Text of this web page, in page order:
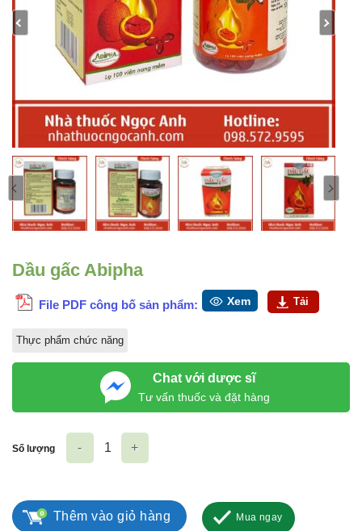
Dầu gấc Abipha
File PDF công bố sản phẩm: Xem Tải
Thực phẩm chức năng
Chat với dược sĩ
Tư vấn thuốc và đặt hàng
Số lượng
Thêm vào giỏ hàng Mua ngay